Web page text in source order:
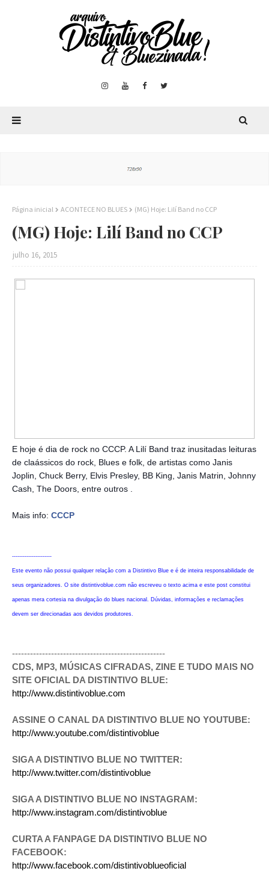
Página inicial ACONTECE NO BLUES (MG) Hoje: Lilí Band no CCP
(MG) Hoje: Lilí Band no CCP
julho 16, 2015
E hoje é dia de rock no CCCP. A Lilí Band traz inusitadas leituras
de claássicos do rock, Blues e folk, de artistas como Janis
Joplin, Chuck Berry, Elvis Presley, BB King, Janis Matrin, Johnny
Cash, The Doors, entre outros .
Mais info: CCCP
----------------------
Este evento não possui qualquer relação com a Distintivo Blue e é de inteira responsabilidade de
seus organizadores. O site distintivoblue.com não escreveu o texto acima e este post constitui
apenas mera cortesia na divulgação do blues nacional. Dúvidas, informações e reclamações
devem ser direcionadas aos devidos produtores.
---------------------------------------------------
CDS, MP3, MÚSICAS CIFRADAS, ZINE E TUDO MAIS NO
SITE OFICIAL DA DISTINTIVO BLUE:
http://www.distintivoblue.com
ASSINE O CANAL DA DISTINTIVO BLUE NO YOUTUBE:
http://www.youtube.com/distintivoblue
SIGA A DISTINTIVO BLUE NO TWITTER:
http://www.twitter.com/distintivoblue
SIGA A DISTINTIVO BLUE NO INSTAGRAM:
http://www.instagram.com/distintivoblue
CURTA A FANPAGE DA DISTINTIVO BLUE NO
FACEBOOK:
http://www.facebook.com/distintivoblueoficial